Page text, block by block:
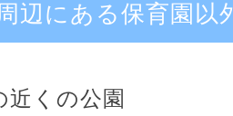
辺にある保育園以
近くの公園